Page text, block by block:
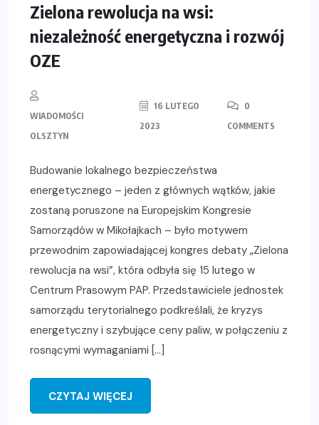
Zielona rewolucja na wsi:
niezależność energetyczna i rozwój
OZE
WIADOMOŚCI
OLSZTYN
16 LUTEGO
2023
0
COMMENTS
Budowanie lokalnego bezpieczeństwa
energetycznego – jeden z głównych wątków, jakie
zostaną poruszone na Europejskim Kongresie
Samorządów w Mikołajkach – było motywem
przewodnim zapowiadającej kongres debaty „Zielona
rewolucja na wsi”, która odbyła się 15 lutego w
Centrum Prasowym PAP. Przedstawiciele jednostek
samorządu terytorialnego podkreślali, że kryzys
energetyczny i szybujące ceny paliw, w połączeniu z
rosnącymi wymaganiami […]
CZYTAJ WIĘCEJ